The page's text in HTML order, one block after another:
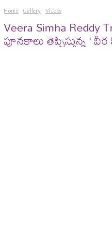
Home Gallery Videos
Veera Simha Reddy
పూనకాలు తెప్పిస్తున్న ‘